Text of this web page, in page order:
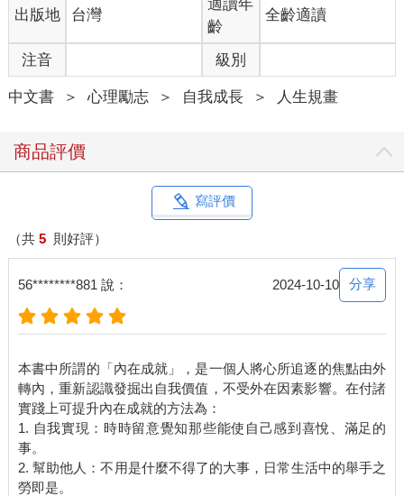
目前市面上有許多書籍與課程，多半圍繞在教導如何獲取高分的
成績、更好的工作表現、更優異的事業成就。然而，這些都與
「內在成就」無關。我們人生旅程到了最後一站，那些曾經所有
的導師、長輩們，早就不在了，留下我們獨自一人，面對著跑馬
燈回顧自己的一生。
賺了多少錢？」比較可能會問：「你一輩子幫助過多少人？」或
「你有沒有完成這一生的使命？」無論你認為那關鍵的一問是什
我多麼希望在這個功利主義、外在成就導向的世界裡，能有多一
些既成功又幸福圓滿的人，來和我們談談內在的成就，指導我們
如何培養、獲取、提升自己的內在成就。為此，我願意拋磚引
玉，試著寫出我對內在成就的定義，並且竭盡所能地蒐集前人在
這方面曾做過的努力，試圖找出一條內在成就之路的指引。
詩人魯米說：「當你開始踏上旅途，路就會自己展開。」希望翻
開本書的你，也同時展開了內在成就探尋之旅。願我們終將來到
出版地 台灣
適讀年
齡
全齡適讀
注音 級別
中文書 ＞ 心理勵志 ＞ 自我成長 ＞ 人生規畫
商品評價
寫評價
（共 5 則好評）
56********881 說： 2024-10-10 分享
本書中所謂的「內在成就」，是一個人將心所追逐的焦點由外
轉內，重新認識發掘出自我價值，不受外在因素影響。在付諸
實踐上可提升內在成就的方法為：
1. 自我實現：時時留意覺知那些能使自己感到喜悅、滿足的
事。
2. 幫助他人：不用是什麼不得了的大事，日常生活中的舉手之
勞即是。